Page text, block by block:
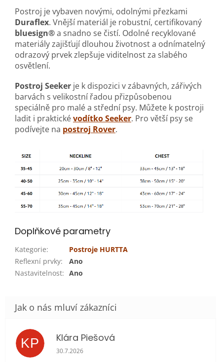
Postroj je vybaven novými, odolnými přezkami
Duraflex. Vnější materiál je robustní, certifikovaný
bluesign®a snadno se čistí. Odolné recyklované
materiály zajišťují dlouhou životnost a odnímatelný
odrazový prvek zlepšuje viditelnost za slabého
osvětlení.
Postroj Seeker je k dispozici v zábavných, zářivých
barvách s velikostní řadou přizpůsobenou
speciálně pro malé a střední psy. Můžete k postroji
ladit i praktickévodítko Seeker. Pro větší psy se
podívejte na postroj Rover.
Doplňkové parametry
Kategorie:
Postroje HURTTA
Reflexní prvky:
Ano
Nastavitelnost: Ano
KP Klára Piešová
Hodnocení obchodu je 5 z 5 hvězdiček.
30.7.2026